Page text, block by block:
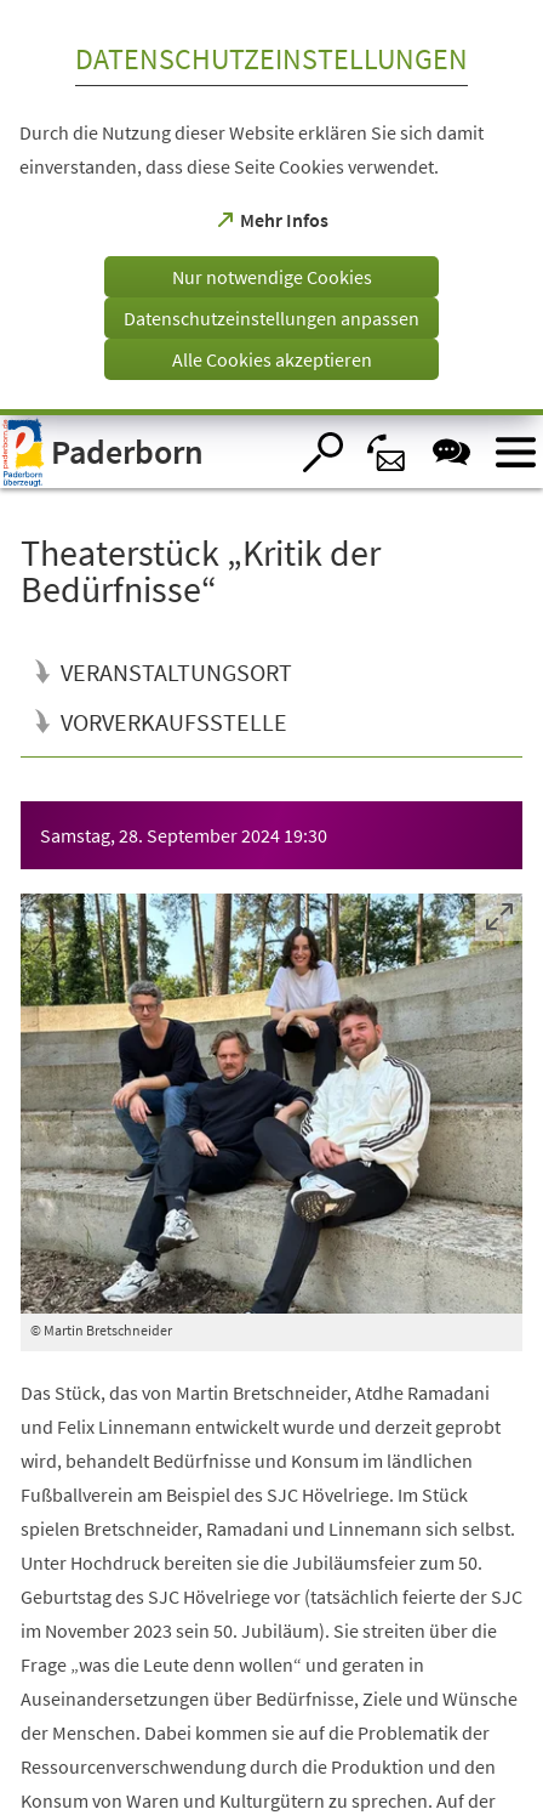
Visuelle
Assistenzsoftware
öffnen.
DATENSCHUTZEINSTELLUNGEN
Durch die Nutzung dieser Website erklären Sie sich damit
einverstanden, dass diese Seite Cookies verwendet.
Mehr Infos
(Öffnet
einem
Tab)
Nur notwendige Cookies
Datenschutzeinstellungen anpassen
Alle Cookies akzeptieren
Paderborn
Theaterstück „Kritik der
Bedürfnisse“
VERANSTALTUNGSORT
VORVERKAUFSSTELLE
Samstag, 28. September 2024 19:30
© Martin Bretschneider
Das Stück, das von Martin Bretschneider, Atdhe Ramadani
und Felix Linnemann entwickelt wurde und derzeit geprobt
wird, behandelt Bedürfnisse und Konsum im ländlichen
Fußballverein am Beispiel des SJC Hövelriege. Im Stück
spielen Bretschneider, Ramadani und Linnemann sich selbst.
Unter Hochdruck bereiten sie die Jubiläumsfeier zum 50.
Geburtstag des SJC Hövelriege vor (tatsächlich feierte der SJC
im November 2023 sein 50. Jubiläum). Sie streiten über die
Frage „was die Leute denn wollen“ und geraten in
Auseinandersetzungen über Bedürfnisse, Ziele und Wünsche
der Menschen. Dabei kommen sie auf die Problematik der
Ressourcenverschwendung durch die Produktion und den
Konsum von Waren und Kulturgütern zu sprechen. Auf der